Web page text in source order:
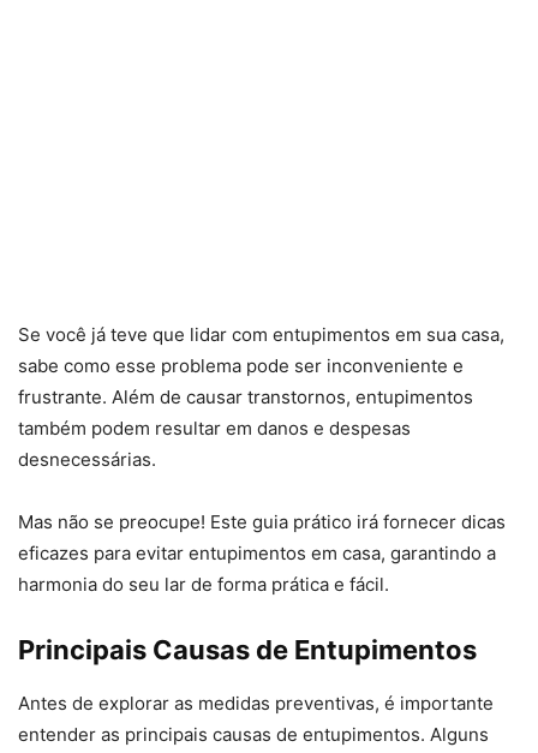
Se você já teve que lidar com entupimentos em sua casa,
sabe como esse problema pode ser inconveniente e
frustrante. Além de causar transtornos, entupimentos
também podem resultar em danos e despesas
desnecessárias.
Mas não se preocupe! Este guia prático irá fornecer dicas
eficazes para evitar entupimentos em casa, garantindo a
harmonia do seu lar de forma prática e fácil.
Principais Causas de Entupimentos
Antes de explorar as medidas preventivas, é importante
entender as principais causas de entupimentos. Alguns